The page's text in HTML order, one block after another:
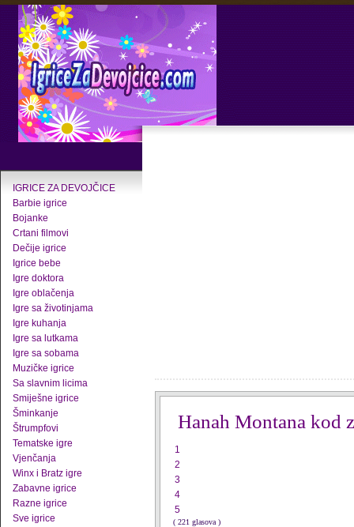
IGRICE ZA DEVOJČICE
Barbie igrice
Bojanke
Crtani filmovi
Dečije igrice
Igrice bebe
Igre doktora
Igre oblačenja
Igre sa životinjama
Igre kuhanja
Igre sa lutkama
Igre sa sobama
Muzičke igrice
Sa slavnim licima
Smiješne igrice
Šminkanje
Štrumpfovi
Tematske igre
Vjenčanja
Winx i Bratz igre
Zabavne igrice
Razne igrice
Sve igrice
Hanah Montana kod
1
2
3
4
5
( 221 glasova )